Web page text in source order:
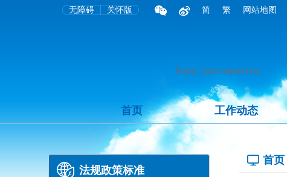
无障碍 关怀版 简 繁 网站地图
首页 工作动态
法规政策标准
首页